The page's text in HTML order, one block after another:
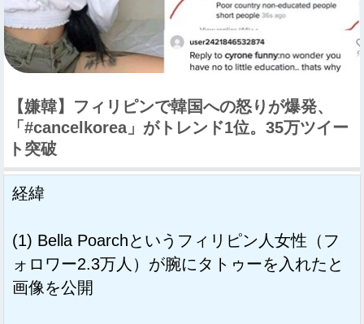
【嫌韓】フィリピンで韓国への怒りが爆発、
「#cancelkorea」がトレンド1位。35万ツイー
ト突破
経緯
(1) Bella Poarchというフィリピン人女性（フ
ォロワー2.3万人）が腕にタトゥーを入れたと
画像を公開